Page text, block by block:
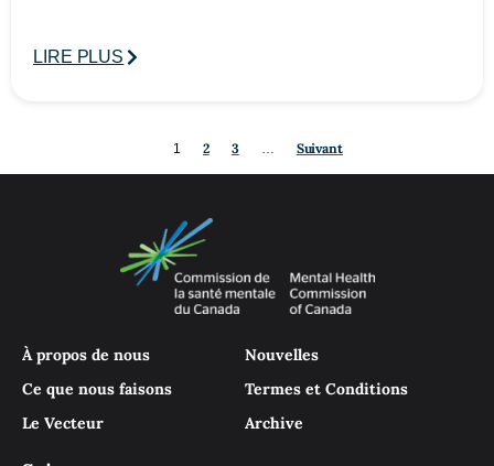
LIRE PLUS
1 2 3 … Suivant
À propos de nous
Ce que nous faisons
Le Vecteur
Nouvelles
Termes et Conditions
Archive